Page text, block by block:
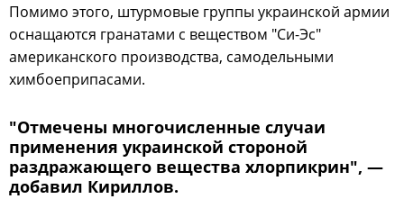
Помимо этого, штурмовые группы украинской армии
оснащаются гранатами с веществом "Си-Эс"
американского производства, самодельными
химбоеприпасами.
"Отмечены многочисленные случаи
применения украинской стороной
раздражающего вещества хлорпикрин", —
добавил Кириллов.